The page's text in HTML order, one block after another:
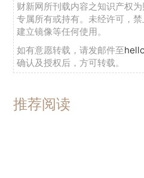
财新网所刊载内容之知识产权
专属所有或持有。未经许可，
建立镜像等任何使用。
如有意愿转载，请发邮件至
确认及授权后，方可转载。
推荐阅读